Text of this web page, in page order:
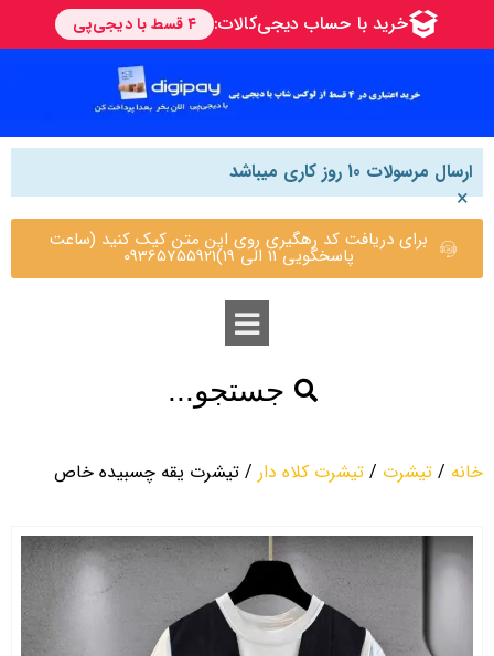
ارسال مرسولات 10 روز کاری میباشد
×
برای دریافت کد رهگیری روی این متن کیک کنید (ساعت
پاسخگویی 11 الی 19)09365755921
جستجو...
خانه / تیشرت / تیشرت کلاه دار / تیشرت یقه چسبیده خاص